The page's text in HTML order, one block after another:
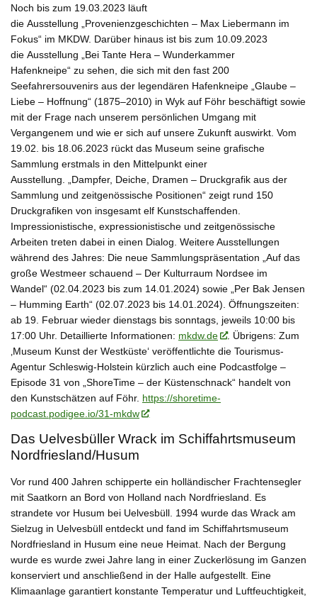
Noch bis zum 19.03.2023 läuft
die Ausstellung „Provenienzgeschichten – Max Liebermann im
Fokus“ im MKDW. Darüber hinaus ist bis zum 10.09.2023
die Ausstellung „Bei Tante Hera – Wunderkammer
Hafenkneipe“ zu sehen, die sich mit den fast 200
Seefahrersouvenirs aus der legendären Hafenkneipe „Glaube –
Liebe – Hoffnung“ (1875–2010) in Wyk auf Föhr beschäftigt sowie
mit der Frage nach unserem persönlichen Umgang mit
Vergangenem und wie er sich auf unsere Zukunft auswirkt. Vom
19.02. bis 18.06.2023 rückt das Museum seine grafische
Sammlung erstmals in den Mittelpunkt einer
Ausstellung. „Dampfer, Deiche, Dramen – Druckgrafik aus der
Sammlung und zeitgenössische Positionen“ zeigt rund 150
Druckgrafiken von insgesamt elf Kunstschaffenden.
Impressionistische, expressionistische und zeitgenössische
Arbeiten treten dabei in einen Dialog. Weitere Ausstellungen
während des Jahres: Die neue Sammlungspräsentation „Auf das
große Westmeer schauend – Der Kulturraum Nordsee im
Wandel“ (02.04.2023 bis zum 14.01.2024) sowie „Per Bak Jensen
– Humming Earth“ (02.07.2023 bis 14.01.2024). Öffnungszeiten:
ab 19. Februar wieder dienstags bis sonntags, jeweils 10:00 bis
17:00 Uhr. Detaillierte Informationen: mkdw.de
. Übrigens: Zum
‚Museum Kunst der Westküste‘ veröffentlichte die Tourismus-
Agentur Schleswig-Holstein kürzlich auch eine Podcastfolge –
Episode 31 von „ShoreTime – der Küstenschnack“ handelt von
den Kunstschätzen auf Föhr. https://shoretime-
podcast.podigee.io/31-mkdw
Das Uelvesbüller Wrack im Schiffahrtsmuseum
Nordfriesland/Husum
Vor rund 400 Jahren schipperte ein holländischer Frachtensegler
mit Saatkorn an Bord von Holland nach Nordfriesland. Es
strandete vor Husum bei Uelvesbüll. 1994 wurde das Wrack am
Sielzug in Uelvesbüll entdeckt und fand im Schiffahrtsmuseum
Nordfriesland in Husum eine neue Heimat. Nach der Bergung
wurde es wurde zwei Jahre lang in einer Zuckerlösung im Ganzen
konserviert und anschließend in der Halle aufgestellt. Eine
Klimaanlage garantiert konstante Temperatur und Luftfeuchtigkeit,